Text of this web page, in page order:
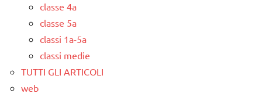
classe 4a
classe 5a
classi 1a-5a
classi medie
TUTTI GLI ARTICOLI
web